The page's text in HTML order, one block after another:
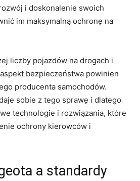
i doskonalenie⁤ swoich
im maksymalną ochronę na
liczby pojazdów na‍ drogach i
bezpieczeństwa ‍powinien
producenta ​samochodów.
sobie z tego sprawę i​ dlatego
technologie i rozwiązania, które
ochrony kierowców i
⁣a standardy⁤